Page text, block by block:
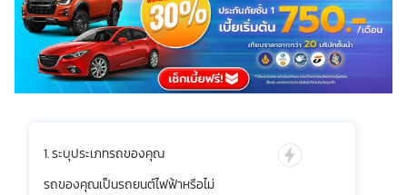
ระบุประเภทรถของคุณ
รถของคุณเป็นรถยนต์ไฟฟ้าหรือไม่